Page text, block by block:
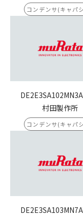
コンデンサ(キャパ
村田製作所
コンデンサ(キャパ